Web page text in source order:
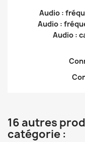
Audio :
Audio :
Audio :
16 autres
catégorie :